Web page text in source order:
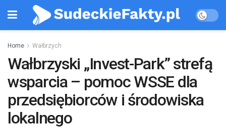
Home Wałbrzych
Wałbrzyski „Invest-Park” strefą
wsparcia – pomoc WSSE dla
przedsiębiorców i środowiska
lokalnego